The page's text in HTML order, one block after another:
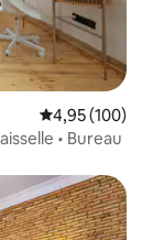
Note
4,95 (100)
• Bureau